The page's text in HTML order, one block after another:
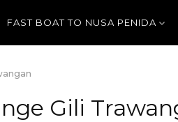
FAST BOAT TO NUSA PENIDA
Gili